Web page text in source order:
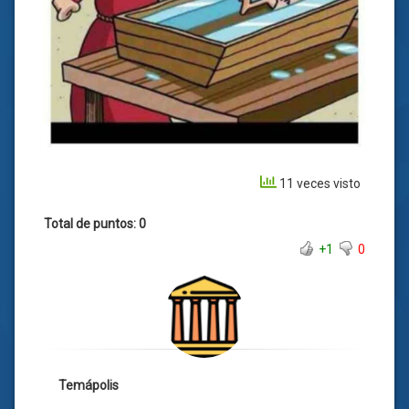
11 veces visto
Total de puntos: 0
+1
0
Temápolis